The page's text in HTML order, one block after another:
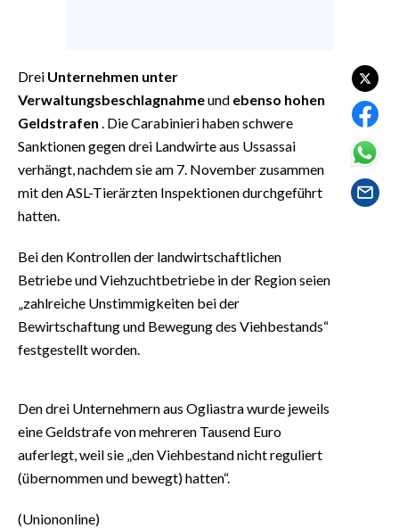
INSULARITÀ
FOTO
VIDEO
ANNUNCI
NECROLOGI
SPIAGGE
Drei Unternehmen unter
Verwaltungsbeschlagnahmeund ebenso hohen
Geldstrafen . Die Carabinieri haben schwere
Sanktionen gegen drei Landwirte aus Ussassai
verhängt, nachdem sie am 7. November zusammen
mit den ASL-Tierärzten Inspektionen durchgeführt
hatten.
Bei den Kontrollen der landwirtschaftlichen
Betriebe und Viehzuchtbetriebe in der Region seien
„zahlreiche Unstimmigkeiten bei der
Bewirtschaftung und Bewegung des Viehbestands“
festgestellt worden.
Den drei Unternehmern aus Ogliastra wurde jeweils
eine Geldstrafe von mehreren Tausend Euro
auferlegt, weil sie „den Viehbestand nicht reguliert
(übernommen und bewegt) hatten“.
(Uniononline)